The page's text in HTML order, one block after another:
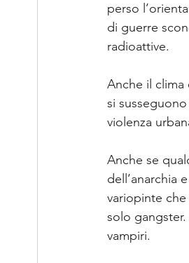
perso
di guerre
radioattive.
Anche il clima
si
violenza
Anche se
dell’anarchia
variopinte
solo
vampiri.